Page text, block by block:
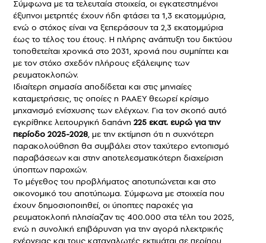
Σύμφωνα με τα τελευταία στοιχεία, οι εγκατεστημένοι
έξυπνοι μετρητές έχουν ήδη φτάσει τα 1,3 εκατομμύρια,
ενώ ο στόχος είναι να ξεπεράσουν τα 2,3 εκατομμύρια
έως το τέλος του έτους. Η πλήρης ανάπτυξη του δικτύου
τοποθετείται χρονικά στο 2031, χρονιά που συμπίπτει και
με τον στόχο σχεδόν πλήρους εξάλειψης των
ρευματοκλοπών.
Ιδιαίτερη σημασία αποδίδεται και στις μηνιαίες
καταμετρήσεις, τις οποίες η ΡΑΑΕΥ θεωρεί κρίσιμο
μηχανισμό ενίσχυσης των ελέγχων. Για τον σκοπό αυτό
εγκρίθηκε λειτουργική δαπάνη 225 εκατ. ευρώ για την
περίοδο 2025-2028, με την εκτίμηση ότι η συχνότερη
παρακολούθηση θα συμβάλει στον ταχύτερο εντοπισμό
παραβάσεων και στην αποτελεσματικότερη διαχείριση
ύποπτων παροχών.
Το μέγεθος του προβλήματος αποτυπώνεται και στο
οικονομικό του αποτύπωμα. Σύμφωνα με στοιχεία που
έχουν δημοσιοποιηθεί, οι ύποπτες παροχές για
ρευματοκλοπή πλησίαζαν τις 400.000 στα τέλη του 2025,
ενώ η συνολική επιβάρυνση για την αγορά ηλεκτρικής
ενέργειας και τους καταναλωτές εκτιμάται σε περίπου